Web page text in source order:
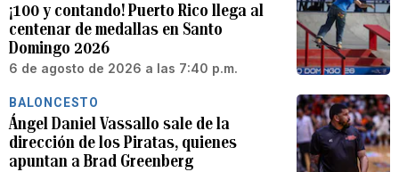
¡100 y contando! Puerto Rico llega al
centenar de medallas en Santo
Domingo 2026
6 de agosto de 2026 a las 7:40 p.m.
BALONCESTO
Ángel Daniel Vassallo sale de la
dirección de los Piratas, quienes
apuntan a Brad Greenberg